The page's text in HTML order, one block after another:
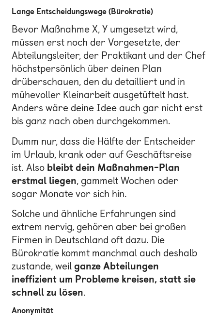
Lange Entscheidungswege (Bürokratie)
Bevor Maßnahme X, Y umgesetzt wird,
müssen erst noch der Vorgesetzte, der
Abteilungsleiter, der Praktikant und der Chef
höchstpersönlich über deinen Plan
drüberschauen, den du detailliert und in
mühevoller Kleinarbeit ausgetüftelt hast.
Anders wäre deine Idee auch gar nicht erst
bis ganz nach oben durchgekommen.
Dumm nur, dass die Hälfte der Entscheider
im Urlaub, krank oder auf Geschäftsreise
ist. Also bleibt dein Maßnahmen-Plan
erstmal liegen, gammelt Wochen oder
sogar Monate vor sich hin.
Solche und ähnliche Erfahrungen sind
extrem nervig, gehören aber bei großen
Firmen in Deutschland oft dazu. Die
Bürokratie kommt manchmal auch deshalb
zustande, weil ganze Abteilungen
ineffizient um Probleme kreisen, statt sie
schnell zu lösen.
Anonymität